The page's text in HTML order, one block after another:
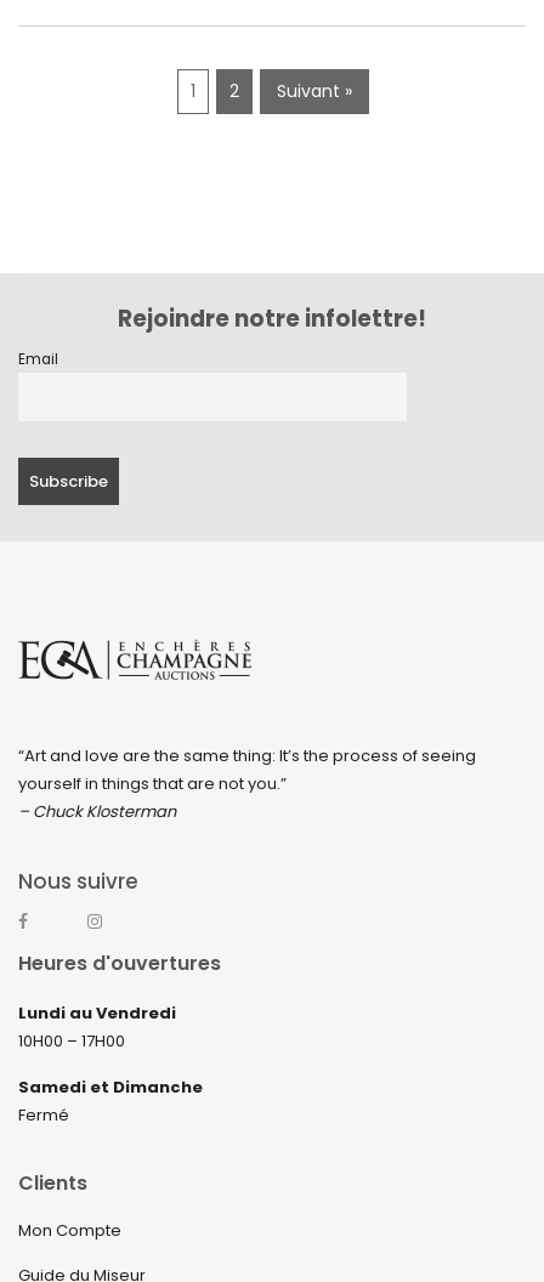
avril 2019
1 2 Suivant »
Rejoindre notre infolettre!
Email
“Art and love are the same thing: It’s the process of seeing
yourself in things that are not you.”
– Chuck Klosterman
Nous suivre
Heures d'ouvertures
Lundi au Vendredi
10H00 – 17H00
Samedi et Dimanche
Fermé
Clients
Mon Compte
Guide du Miseur